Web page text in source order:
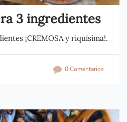
3 ingredientes
¡CREMOSA y riquísima!.
0 Comentarios